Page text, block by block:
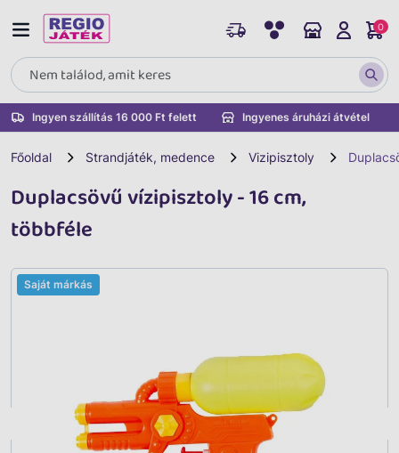
Ingyen szállítás 16 000 Ft felett Ingyenes áruházi átvétel
0
Főoldal Strandjáték, medence Vizipisztoly
Duplacsövű vízipisztoly - 16 cm,
többféle
Vissza
Saját márkás